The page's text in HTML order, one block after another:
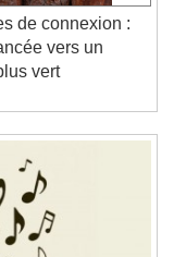
LIVE
de connexion :
vers un
vert